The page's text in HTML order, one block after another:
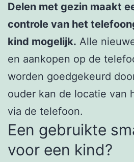
Delen met gezin maakt
controle van het
kind mogelijk. Alle
en aankopen op de
worden goedgekeurd
ouder kan de locatie van
via de telefoon.
Een gebruikte
voor een kind?